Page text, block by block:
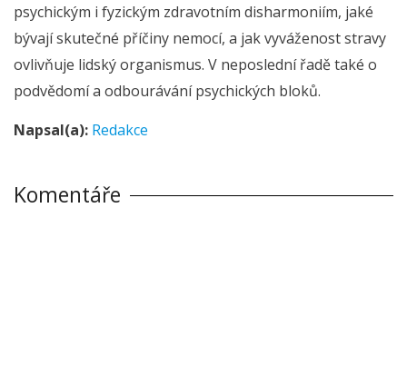
psychickým i fyzickým zdravotním disharmoniím, jaké
bývají skutečné příčiny nemocí, a jak vyváženost stravy
ovlivňuje lidský organismus. V neposlední řadě také o
podvědomí a odbourávání psychických bloků.
Napsal(a): Redakce
Komentáře